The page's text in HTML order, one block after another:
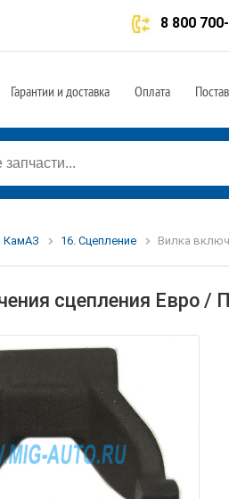
8 800
Гарантии и доставка Оплата
КамАЗ 16. Сцепление Вилка
сцепления Евро